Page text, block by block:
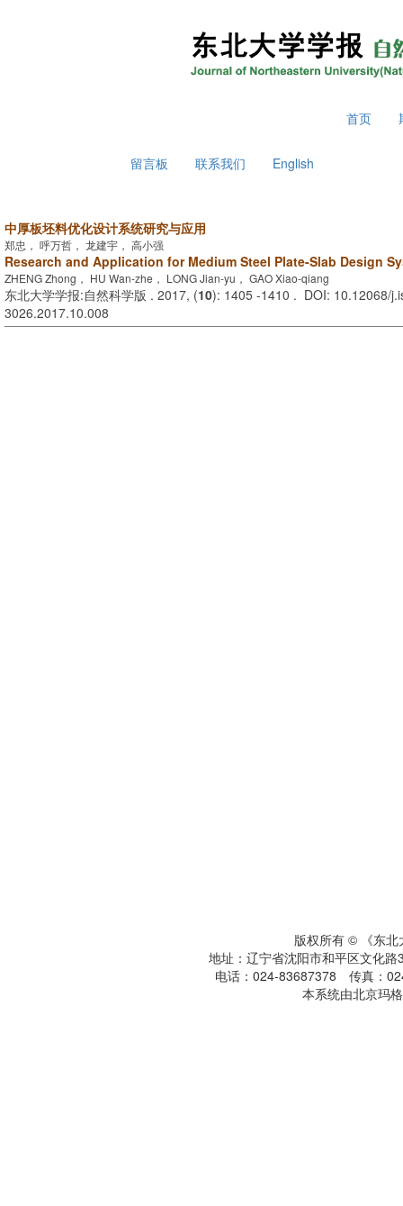
首页
留言板 联系我们 English
中厚板坯料优化设计系统研究与应用
郑忠， 呼万哲， 龙建宇， 高小强
Research and Application for Medium Steel Plate-Slab Design
ZHENG Zhong， HU Wan-zhe， LONG Jian-yu， GAO Xiao-qiang
东北大学学报:自然科学版 . 2017, (10): 1405 -1410 . DOI: 10.12068/
3026.2017.10.008
版权所有 © 《东北
地址：辽宁省沈阳市和平区文化
电话：024-83687378 传真：
本系统由北京玛